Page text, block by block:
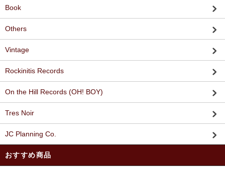
Book
Others
Vintage
Rockinitis Records
On the Hill Records (OH! BOY)
Tres Noir
JC Planning Co.
おすすめ商品